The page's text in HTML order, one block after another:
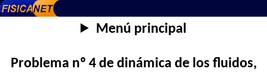
Menú principal
Problema nº 4 de dinámica de los fluidos,